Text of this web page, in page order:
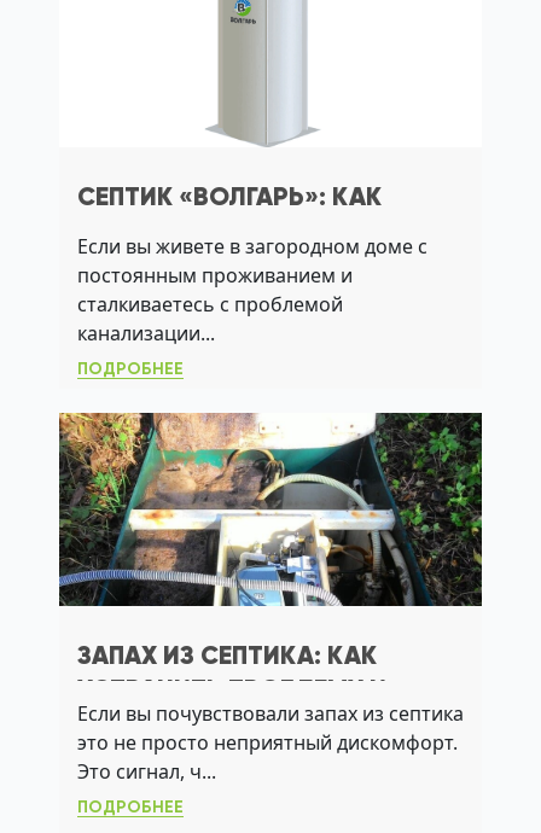
СЕПТИК «ВОЛГАРЬ»: КАК
ОБСЛУЖИВАТЬ ДЛЯ ЧИСТОЙ
КАНАЛИЗАЦИИ БЕЗ ЗАПАХА
Если вы живете в загородном доме с
постоянным проживанием и
сталкиваетесь с проблемой
канализации...
ПОДРОБНЕЕ
ЗАПАХ ИЗ СЕПТИКА: КАК
УСТРАНИТЬ ПРОБЛЕМУ И
ВЫБРАТЬ СИСТЕМУ, КОТОРАЯ
НЕ ПАХНЕТ
Если вы почувствовали запах из септика
это не просто неприятный дискомфорт.
Это сигнал, ч...
ПОДРОБНЕЕ